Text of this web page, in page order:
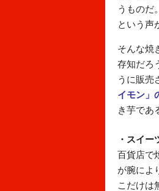
うものだ
という声
そんな焼
存知だろ
うに販売
イモン」
き芋であ
・スイー
百貨店で
が腕によ
こだけは